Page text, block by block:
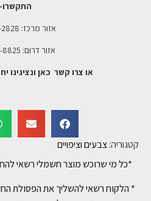
התקשרו-
אזור מרכז: 03-928-2828
אזור דרום: 08-628-8825
או צרו קשר כאן ונציגינו
קטגוריה:צבעים וציפויים
*כל מי שרוכש מוצר חשמלי רשאי
* הלקוח רשאי להשליך את הפסולת